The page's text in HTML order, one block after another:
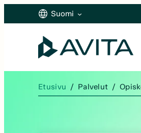
Suomi
Suomi
English
Etusivu / Palvelut /